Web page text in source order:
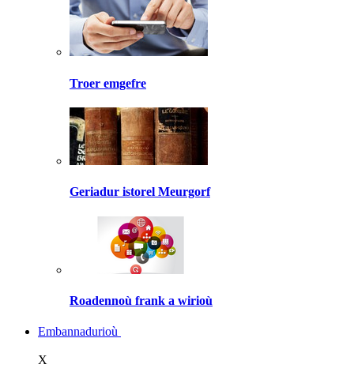
Troer emgefre
Geriadur istorel Meurgorf
Roadennoù frank a wirioù
Embannadurioù
X